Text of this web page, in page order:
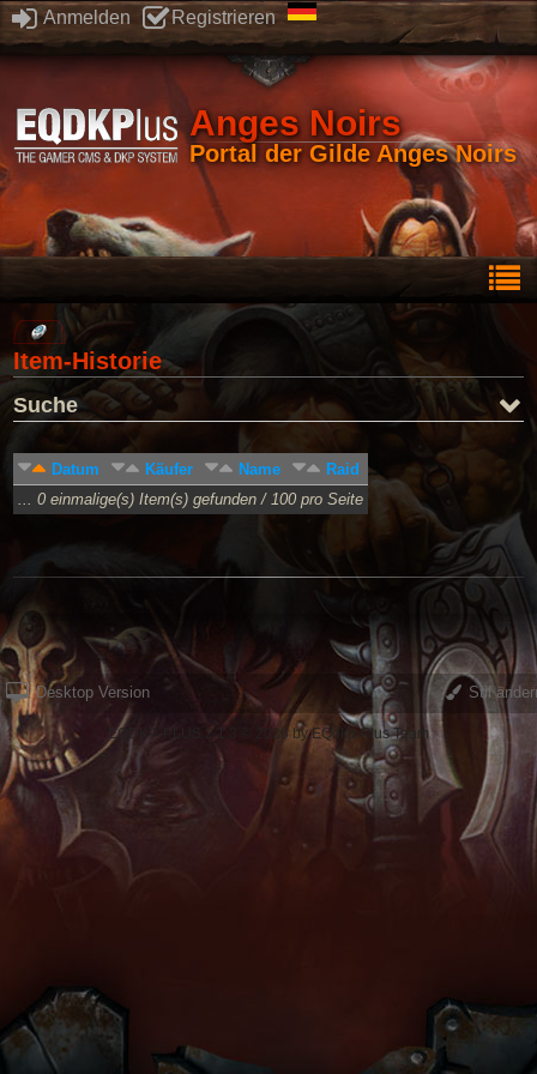
Anmelden Registrieren
Anges Noirs
Portal der Gilde Anges Noirs
Item-Historie
Suche
Datum Käufer Name
Raid
... 0 einmalige(s) Item(s) gefunden / 100 pro Seite
Desktop Version Stil
EQDKP-PLUS 2.1.3 © 2026 by EQdkp-Plus Team